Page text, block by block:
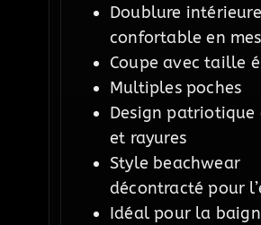
Doublure intérieure
confortable en
Coupe avec taille
Multiples poches
Design patriotique
et rayures
Style beachwear
décontracté pour
Idéal pour la